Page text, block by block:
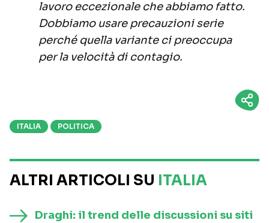
lavoro eccezionale che abbiamo fatto.
Dobbiamo usare precauzioni serie
perché quella variante ci preoccupa
per la velocità di contagio.
ITALIA POLITICA
ALTRI ARTICOLI SU ITALIA
Draghi: il trend delle discussioni su siti